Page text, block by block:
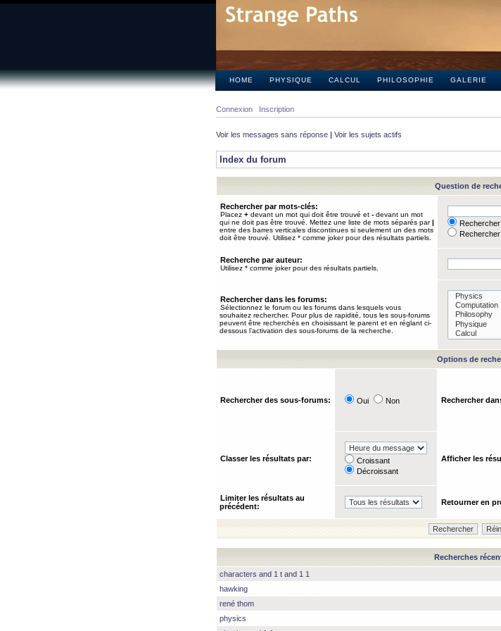
HOME PHYSIQUE CALCUL PHILOSOPHIE GALERIE
Connexion Inscription
Voir les messages sans réponse | Voir les sujets actifs
Index du forum
Question de
Rechercher par mots-clés:
Placez + devant un mot qui doit être trouvé et - devant un mot
qui ne doit pas être trouvé. Mettez une liste de mots séparés par|
entre des barres verticales discontinues si seulement un des mots
doit être trouvé. Utilisez * comme joker pour des résultats partiels.
Recherche par auteur:
Utilisez * comme joker pour des résultats partiels.
Rechercher dans les forums:
Sélectionnez le forum ou les forums dans lesquels vous
souhaitez rechercher. Pour plus de rapidité, tous les sous-forums
peuvent être recherchés en choisissant le parent et en réglant ci-
dessous l’activation des sous-forums de la recherche.
Options de
Rechercher des sous-forums: Oui Non Rechercher
Classer les résultats par:
Croissant
Décroissant
Afficher les
Limiter les résultats au
précédent:
Retourner en
Recherches
characters and 1 t and 1 1
hawking
rené thom
physics